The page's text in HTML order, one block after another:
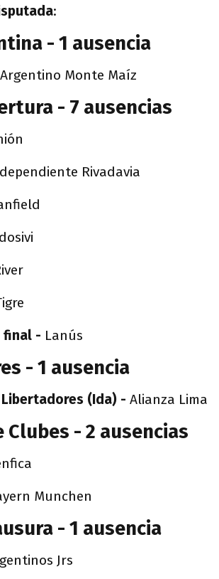
:
- 1 ausencia
Argentino Monte Maíz
- 7 ausencias
Rivadavia
final - Lanús
- 1 ausencia
Libertadores (Ida) - Alianza Lima
Clubes - 2 ausencias
Munchen
- 1 ausencia
Jrs